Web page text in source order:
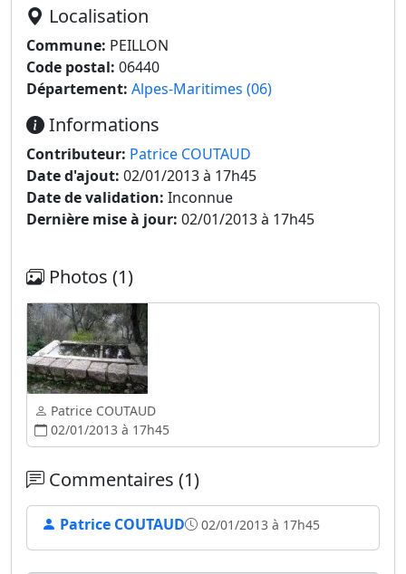
Localisation
Commune: PEILLON
Code postal: 06440
Département: Alpes-Maritimes (06)
Informations
Contributeur: Patrice COUTAUD
Date d'ajout: 02/01/2013 à 17h45
Date de validation: Inconnue
Dernière mise à jour: 02/01/2013 à 17h45
Photos (1)
Patrice COUTAUD
02/01/2013 à 17h45
Commentaires (1)
Patrice COUTAUD 02/01/2013 à 17h45